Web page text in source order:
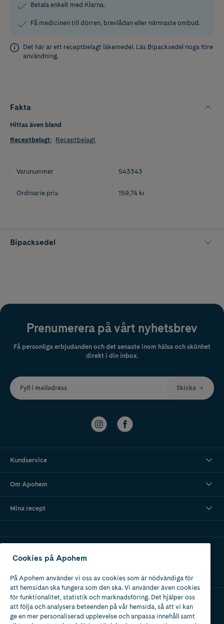
Betala enkelt med Klarna.
Få medicinen till dörren, brevlådan eller närmaste ombud.
Det här är ett receptbelagt läkemedel. Läs Bipacksedel noga före
användning.
Fakta
Hittas även bland
Receptbelagt: Receptbelagt
Varunummer 543343
Ordinarie pris 159,74 kr
Bipacksedel
Prenumerera på vårt nyhetsbrev
Få personliga erbjudanden och det senaste inom hälsa och skönhet
direkt i din inbox.
Fyll i mailadress Skicka
Kundservice
Om Apohem
Mina recept
Apotek med tillstånd
av Läkemedelsverket
Cookies på Apohem
På Apohem använder vi oss av cookies som är nödvändiga för
att hemsidan ska fungera som den ska. Vi använder även cookies
för funktionalitet, statistik och marknadsföring. Det hjälper oss
att följa och analysera beteenden på vår hemsida, så att vi kan
ge en mer personaliserad upplevelse och anpassa innehåll samt